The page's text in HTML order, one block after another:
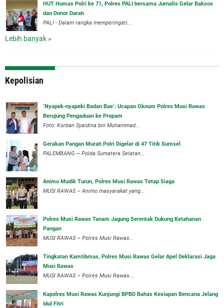
HUT Humas Polri ke 71, Polres PALI bersama Jurnalis Gelar Baksos
dan Donor Darah
PALI - Dalam rangka memperingati...
Lebih banyak »
Kepolisian
‘Nyapek-nyapeki Badan Bae’: Ucapan Oknum Polres Musi Rawas
Berujung Pengaduan ke Propam
Foto: Korban Syaidina bin Muhammad...
Gerakan Pangan Murah Polri Digelar di 47 Titik Sumsel
PALEMBANG — Polda Sumatera Selatan...
Animo Mudik Turun, Polres Musi Rawas Tetap Siaga
MUSI RAWAS – Animo masyarakat yang...
Polres Musi Rawas Tanam Jagung Serentak Dukung Ketahanan
Pangan
MUSI RAWAS – Polres Musi Rawas...
Tingkatan Kamtibmas, Polres Musi Rawas Gelar Apel Deklarasi Jaga
Musi Rawas
MUSI RAWAS – Polres Musi Rawas...
Kapolres Musi Rawas Kunjungi BPBD Bahas Kesiapan Bencana Jelang
Idul Fitri